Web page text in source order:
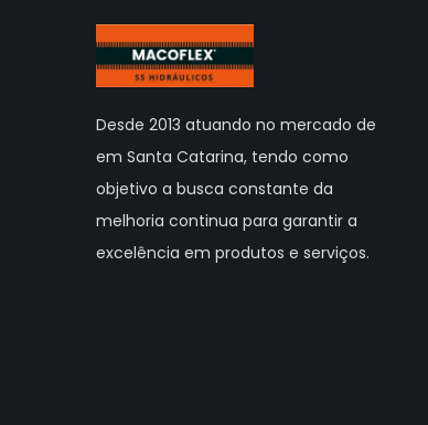
Desde 2013 atuando no mercado de
em Santa Catarina, tendo como
objetivo a busca constante da
melhoria continua para garantir a
excelência em produtos e serviços.